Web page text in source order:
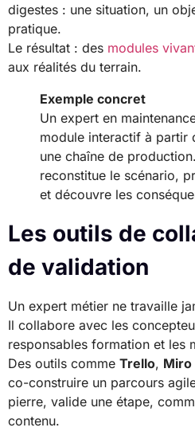
digestes : une situation, un
pratique.
Le résultat : des modules
aux réalités du terrain.
Exemple concret
Un expert en
module interactif à partir
une chaîne de
reconstitue le scénario,
et découvre les
Les outils de
de validation
Un expert métier ne travaille
Il collabore avec les
responsables formation et les
Des outils comme Trello, Miro
co-construire un parcours
pierre, valide une étape,
contenu.